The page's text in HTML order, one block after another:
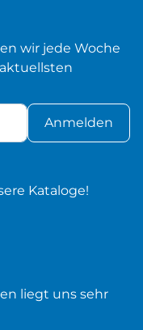
wir jede Woche
Anmelden
Kataloge!
liegt uns sehr